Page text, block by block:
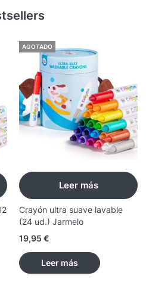
AGOTADO
Leer más
Crayón ultra suave lavable
(24 ud.) Jarmelo
19,95 €
Leer más